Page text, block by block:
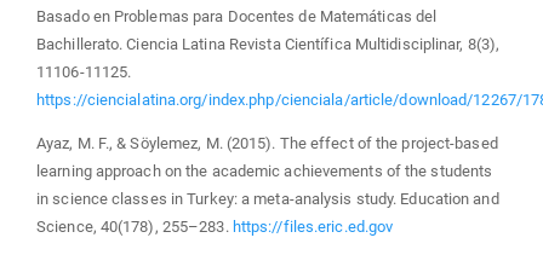
Basado en Problemas para Docentes de Matemáticas del
Bachillerato. Ciencia Latina Revista Científica Multidisciplinar, 8(3),
11106-11125.
https://ciencialatina.org/index.php/cienciala/article/download/12267/
Ayaz, M. F., & Söylemez, M. (2015). The effect of the project-based
learning approach on the academic achievements of the students
in science classes in Turkey: a meta-analysis study. Education and
Science, 40(178), 255–283. https://files.eric.ed.gov